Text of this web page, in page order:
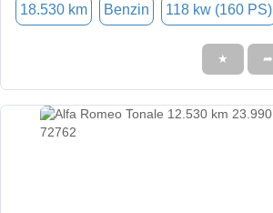
18.530 km Benzin 118 kw (160 PS)
★ ➦